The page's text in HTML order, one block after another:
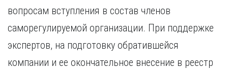
вопросам вступления в состав членов
саморегулируемой организации. При поддержке
экспертов, на подготовку обратившейся
компании и ее окончательное внесение в реестр